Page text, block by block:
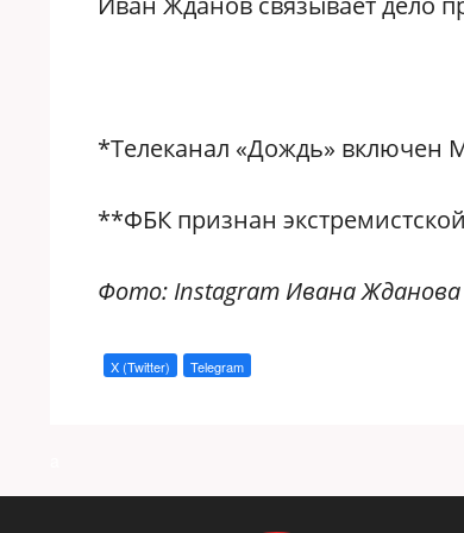
*Телеканал «Дождь» включен
**ФБК признан
Фото: Instagram Ивана Жданова
X (Twitter) Telegram